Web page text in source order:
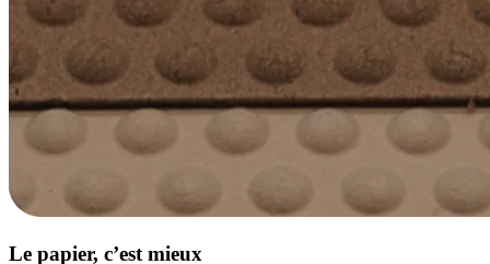
Le papier, c’est mieux